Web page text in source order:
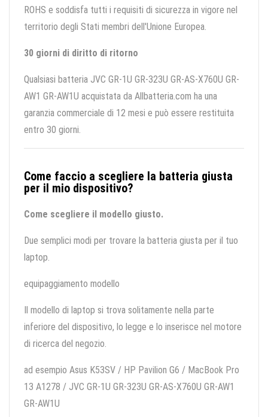
ROHS e soddisfa tutti i requisiti di sicurezza in vigore nel
territorio degli Stati membri dell'Unione Europea.
30 giorni di diritto di ritorno
Qualsiasi batteria JVC GR-1U GR-323U GR-AS-X760U GR-
AW1 GR-AW1U acquistata da Allbatteria.com ha una
garanzia commerciale di 12 mesi e può essere restituita
entro 30 giorni.
Come faccio a scegliere la batteria giusta
per il mio dispositivo?
Come scegliere il modello giusto.
Due semplici modi per trovare la batteria giusta per il tuo
laptop.
equipaggiamento modello
Il modello di laptop si trova solitamente nella parte
inferiore del dispositivo, lo legge e lo inserisce nel motore
di ricerca del negozio.
ad esempio Asus K53SV / HP Pavilion G6 / MacBook Pro
13 A1278 / JVC GR-1U GR-323U GR-AS-X760U GR-AW1
GR-AW1U